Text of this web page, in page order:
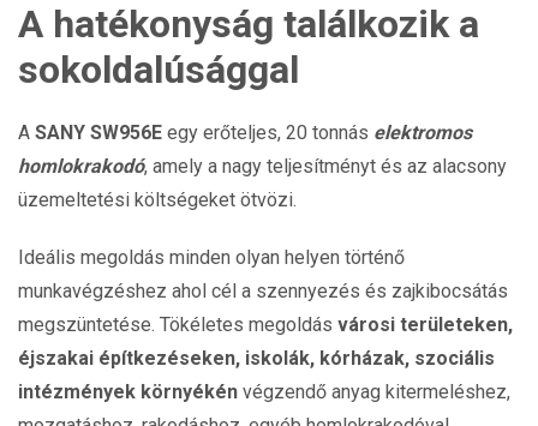
A hatékonyság találkozik a
sokoldalúsággal
A SANY SW956E egy erőteljes, 20 tonnás elektromos
homlokrakodó, amely a nagy teljesítményt és az alacsony
üzemeltetési költségeket ötvözi.
Ideális megoldás minden olyan helyen történő
munkavégzéshez ahol cél a szennyezés és zajkibocsátás
megszüntetése. Tökéletes megoldás városi területeken,
éjszakai építkezéseken, iskolák, kórházak, szociális
intézmények környékén végzendő anyag kitermeléshez,